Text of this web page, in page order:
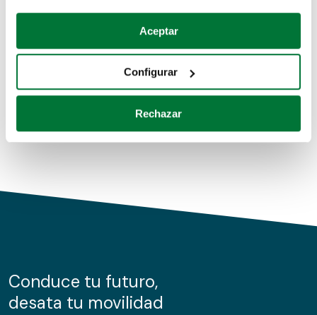
Si lo permite, también quisiéramos:
Recopilar información sobre su ubicación geográfica
Identificar su dispositivo analizándolo activamente
para buscar características específicas (huellas
Obtenga más información sobre cómo se procesan sus
de cookies.
información sobre el uso que haga del sitio web con
nuestros partners de redes sociales, publicidad y análisis
Aceptar
Configurar
Rechazar
Coches de segunda mano
Coches de km0
Conduce tu futuro,
desata tu movilidad